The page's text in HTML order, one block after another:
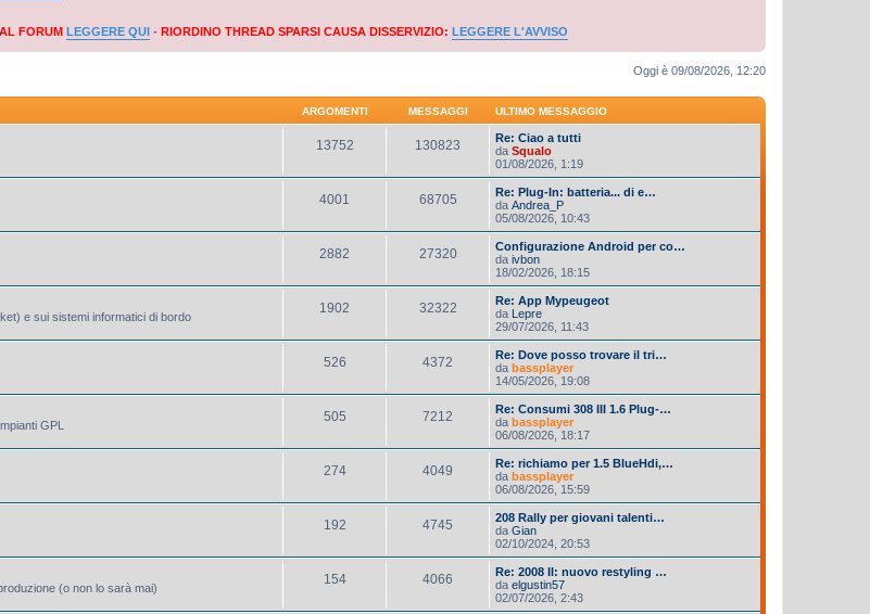
FORUM LEGGERE QUI - RIORDINO THREAD SPARSI CAUSA DISSERVIZIO: LEGGERE L'AVVISO
Oggi è 09/08/2026, 12:20
ARGOMENTI MESSAGGI ULTIMO MESSAGGIO
13752 130823
Re: Ciao a tutti
da Squalo
01/08/2026, 1:19
4001 68705
Re: Plug-In: batteria... di e…
da Andrea_P
05/08/2026, 10:43
2882 27320
Configurazione Android per co…
da ivbon
18/02/2026, 18:15
e sui sistemi informatici di bordo
1902 32322
Re: App Mypeugeot
da Lepre
29/07/2026, 11:43
526 4372
Re: Dove posso trovare il tri…
da bassplayer
14/05/2026, 19:08
GPL
505 7212
Re: Consumi 308 III 1.6 Plug-…
da bassplayer
06/08/2026, 18:17
274 4049
Re: richiamo per 1.5 BlueHdi,…
da bassplayer
06/08/2026, 15:59
192 4745
208 Rally per giovani talenti…
da Gian
02/10/2024, 20:53
(o non lo sarà mai)
154 4066
Re: 2008 II: nuovo restyling …
da elgustin57
02/07/2026, 2:43